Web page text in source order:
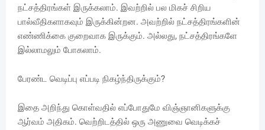
நட்சத்திரங்கள் இருக்கலாம். இவற்றில் பல மிகச் சிறிய
பால்வீதிகளாகவும் இருக்கின்றன. அவற்றில் நட்சத்திரங்களின்
எண்ணிக்கை குறைவாக இருக்கும். அல்லது, நட்சத்திரங்களே
இல்லாமலும் போகலாம்.
பேரண்ட வெடிப்பு எப்படி நிகழ்ந்திருக்கும்?
இதை அறிந்து கொள்வதில் எப்போதுமே விஞ்ஞானிகளுக்கு
ஆர்வம் அதிகம். வெற்றிடத்தில் ஒரு அணுவை வெடிக்கச்